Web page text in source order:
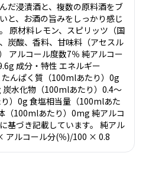
だ浸漬酒と、複数の原料酒をブ
と、お酒の旨みをしっかり感じ
原材料レモン、スピリッツ（国
炭酸、香料、甘味料（アセスル
アルコール度数7％ 純アルコー
成分・特性 エネルギー
たんぱく質（100mlあたり）0g
水化物（100mlあたり）0.4～
）0g 食塩相当量（100mlあた
（100mlあたり）0mg 純アルコ
基づき記載しています。 純アル
アルコール分(％)/100 × 0.8